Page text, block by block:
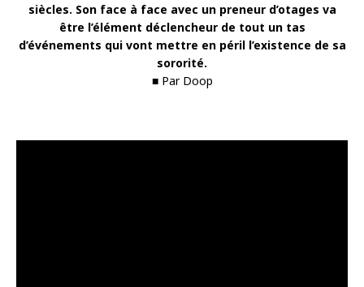
siècles. Son face à face avec un preneur d’otages va
être l’élément déclencheur de tout un tas
d’événements qui vont mettre en péril l’existence de sa
sororité.
■ Par Doop